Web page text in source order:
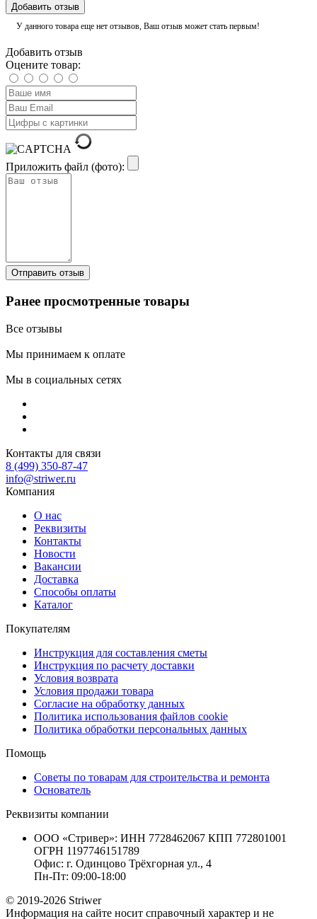
Добавить отзыв
У данного товара еще нет отзывов, Ваш отзыв может стать первым!
Добавить отзыв
Оцените товар:
Приложить файл (фото):
Ранее просмотренные товары
Все отзывы
Мы принимаем к оплате
Мы в социальных сетях
Контакты для связи
8 (499) 350-87-47
info@striwer.ru
Компания
О нас
Реквизиты
Контакты
Новости
Вакансии
Доставка
Способы оплаты
Каталог
Покупателям
Инструкция для составления сметы
Инструкция по расчету доставки
Условия возврата
Условия продажи товара
Согласие на обработку данных
Политика использования файлов cookie
Политика обработки персональных данных
Помощь
Советы по товарам для строительства и ремонта
Основатель
Реквизиты компании
ООО «Стривер»: ИНН 7728462067 КПП 772801001
ОГРН 1197746151789
Офис: г. Одинцово Трёхгорная ул., 4
Пн-Пт: 09:00-18:00
© 2019-2026 Striwer
Информация на сайте носит справочный характер и не